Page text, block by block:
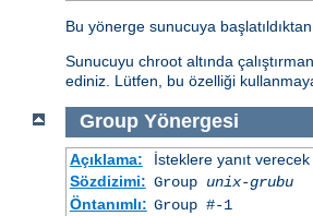
Bu yönerge sunucuya
Sunucuyu chroot altında
ediniz. Lütfen, bu özelliği
Group Yönergesi
Açıklama:
İsteklere yanıt
Sözdizimi: Group unix-grubu
Öntanımlı: Group #-1